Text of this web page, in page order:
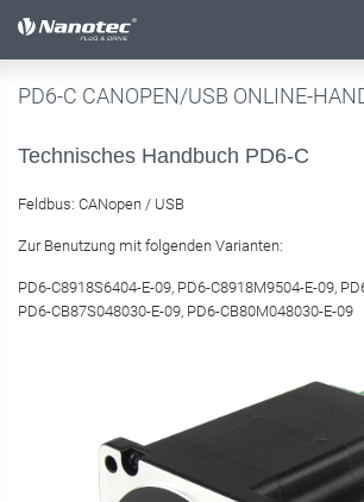
Aktive Kombination
PD6-C CANOPEN/USB ONLINE-
Technisches Handbuch PD6-C
Feldbus: CANopen / USB
Zur Benutzung mit folgenden Varianten:
PD6-C8918S6404-E-09, PD6-C8918M9504-E-09,
PD6-CB87S048030-E-09, PD6-CB80M048030-E-09